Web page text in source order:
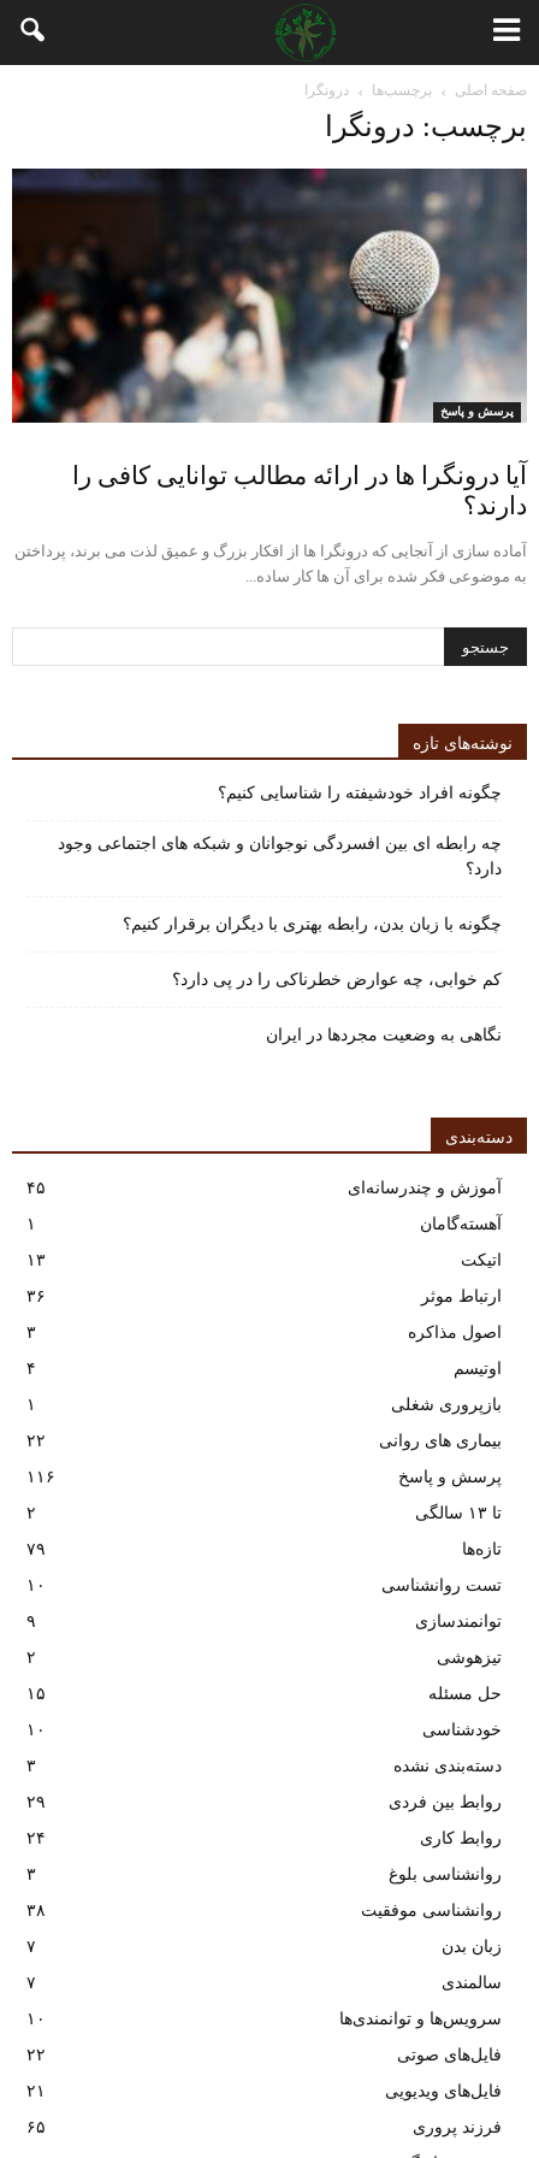
صفحه اصلی برچسب‌ها درونگرا
برچسب: درونگرا
پرسش و پاسخ
آیا درونگرا ها در ارائه مطالب توانایی کافی را
دارند؟
آماده سازی از آنجایی که درونگرا ها از افکار بزرگ و عمیق لذت می برند، پرداختن
به موضوعی فکر شده برای آن ها کار ساده...
نوشته‌های تازه
چگونه افراد خودشیفته را شناسایی کنیم؟
چه رابطه ای بین افسردگی نوجوانان و شبکه های اجتماعی وجود
دارد؟
چگونه با زبان بدن، رابطه بهتری با دیگران برقرار کنیم؟
کم خوابی، چه عوارض خطرناکی را در پی دارد؟
نگاهی به وضعیت مجردها در ایران
دسته‌بندی
آموزش و چندرسانه‌ای
۴۵
آهسته‌گامان
۱
اتیکت
۱۳
ارتباط موثر
۳۶
اصول مذاکره
۳
اوتیسم
۴
بازپروری شغلی
۱
بیماری های روانی
۲۲
پرسش و پاسخ
۱۱۶
تا ۱۳ سالگی
۲
تازه‌ها
۷۹
تست روانشناسی
۱۰
توانمندسازی
۹
تیزهوشی
۲
حل مسئله
۱۵
خودشناسی
۱۰
دسته‌بندی نشده
۳
روابط بین فردی
۲۹
روابط کاری
۲۴
روانشناسی بلوغ
۳
روانشناسی موفقیت
۳۸
زبان بدن
۷
سالمندی
۷
سرویس‌ها و توانمندی‌ها
۱۰
فایل‌های صوتی
۲۲
فایل‌های ویدیویی
۲۱
فرزند پروری
۶۵